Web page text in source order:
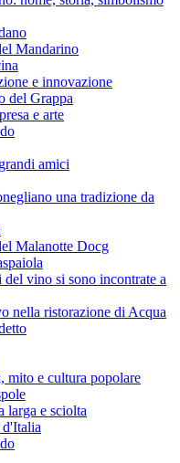
Mandarino
e innovazione
del Grappa
e arte
amici
una tradizione da
Malanotte Docg
vino si sono incontrate a
nella ristorazione di Acqua
mito e cultura popolare
larga e sciolta